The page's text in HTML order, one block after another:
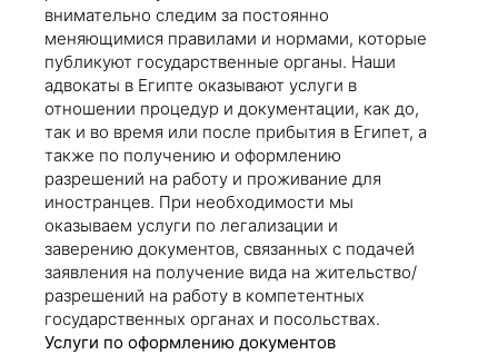
внимательно следим за постоянно
меняющимися правилами и нормами, которые
публикуют государственные органы. Наши
адвокаты в Египте оказывают услуги в
отношении процедур и документации, как до,
так и во время или после прибытия в Египет, а
также по получению и оформлению
разрешений на работу и проживание для
иностранцев. При необходимости мы
оказываем услуги по легализации и
заверению документов, связанных с подачей
заявления на получение вида на жительство/
разрешений на работу в компетентных
государственных органах и посольствах.
Услуги по оформлению документов